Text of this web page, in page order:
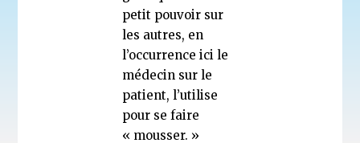
petit pouvoir sur
les autres, en
l’occurrence ici le
médecin sur le
patient, l’utilise
pour se faire
« mousser. »